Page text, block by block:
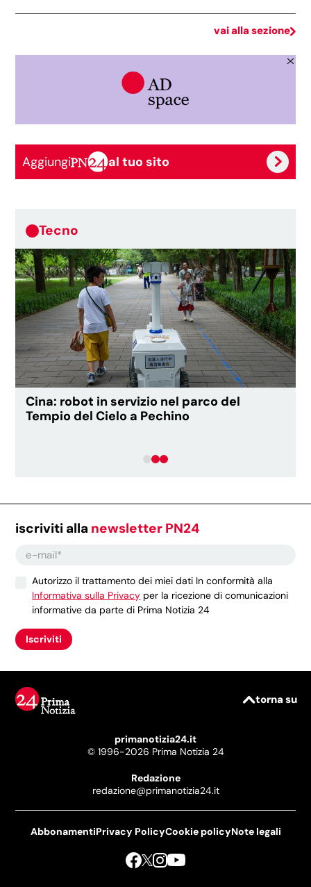
vai alla sezione
Aggiungi al tuo sito
Tecno
Cina: robot in servizio nel parco del
Tempio del Cielo a Pechino
iscriviti alla newsletter PN24
Autorizzo il trattamento dei miei dati In conformità alla
Informativa sulla Privacy per la ricezione di comunicazioni
informative da parte di Prima Notizia 24
Iscriviti
primanotizia24.it
© 1996-2026 Prima Notizia 24
Redazione
redazione@primanotizia24.it
AbbonamentiPrivacy PolicyCookie policyNote legali
torna su